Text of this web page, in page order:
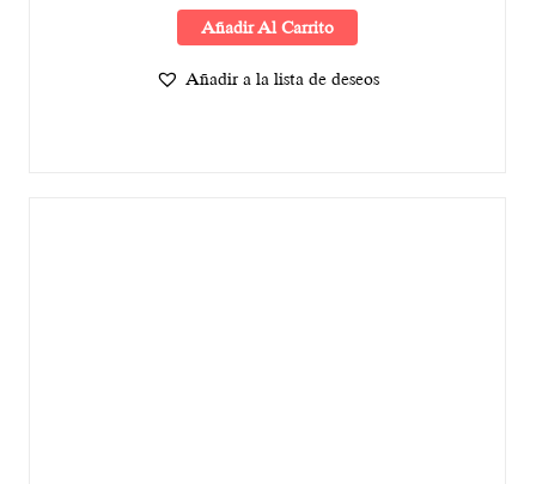
Añadir Al Carrito
Añadir a la lista de deseos